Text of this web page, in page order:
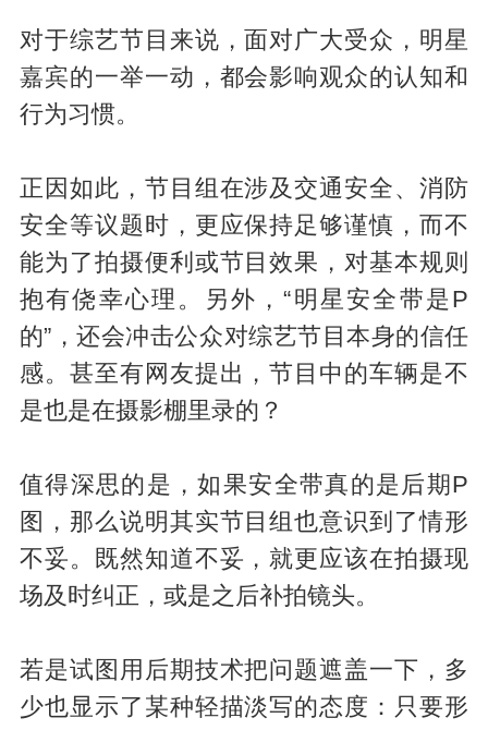
对于综艺节目来说，面对广大受众，明星
嘉宾的一举一动，都会影响观众的认知和
行为习惯。
正因如此，节目组在涉及交通安全、消防
安全等议题时，更应保持足够谨慎，而不
能为了拍摄便利或节目效果，对基本规则
抱有侥幸心理。另外，“明星安全带是P
的”，还会冲击公众对综艺节目本身的信任
感。甚至有网友提出，节目中的车辆是不
是也是在摄影棚里录的？
值得深思的是，如果安全带真的是后期P
图，那么说明其实节目组也意识到了情形
不妥。既然知道不妥，就更应该在拍摄现
场及时纠正，或是之后补拍镜头。
若是试图用后期技术把问题遮盖一下，多
少也显示了某种轻描淡写的态度：只要形